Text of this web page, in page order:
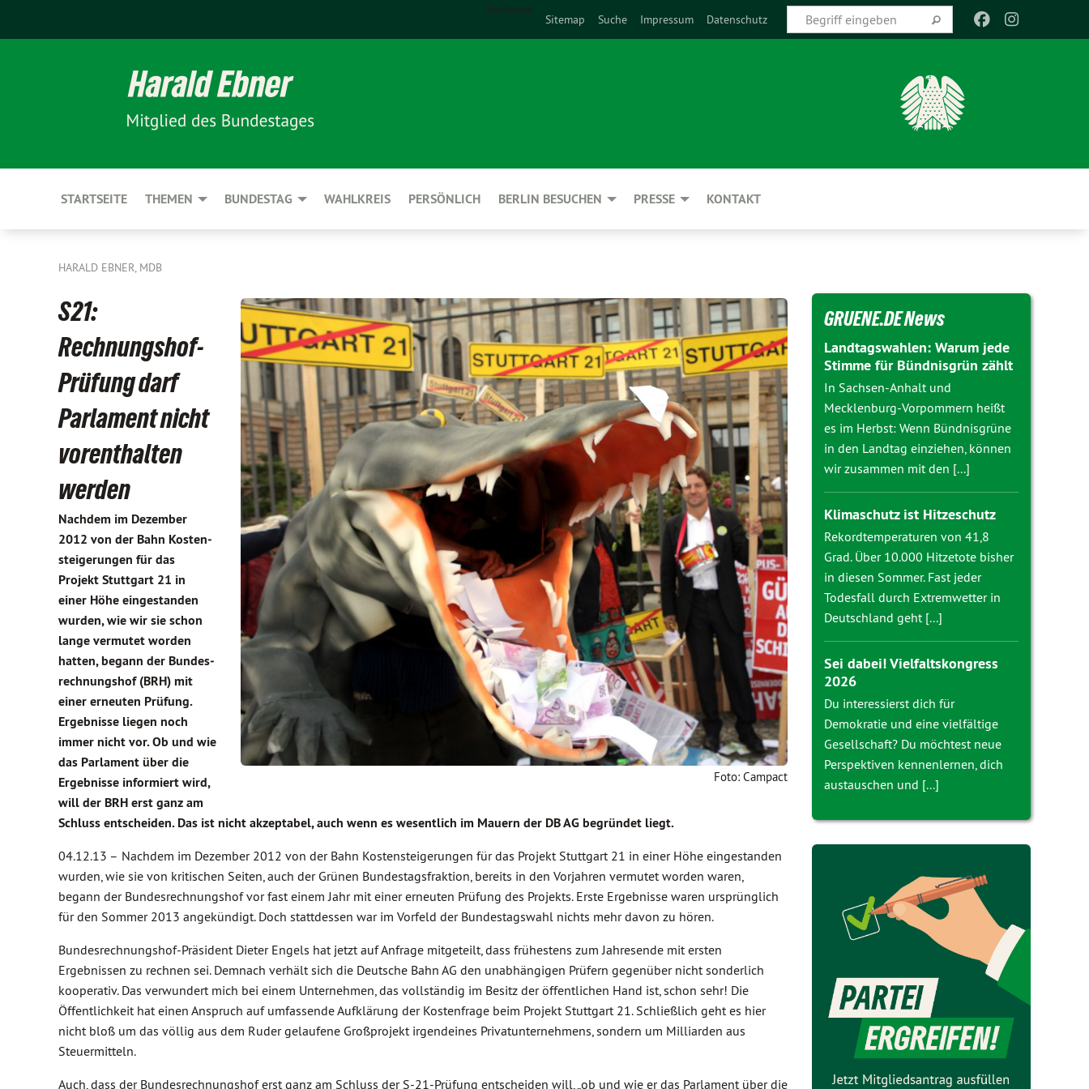
Startseite
Sitemap Suche Impressum Datenschutz
STARTSEITE THEMEN BUNDESTAG WAHLKREIS PERSÖNLICH BERLIN BESUCHEN PRESSE KONTAKT
HARALD EBNER, MDB
Foto: Campact
S21:
Rechnungshof-
Prüfung darf
Parlament nicht
vorenthalten
werden
Nachdem im Dezember
2012 von der Bahn Kosten­
steige­rungen für das
Projekt Stuttgart 21 in
einer Höhe ein­ge­standen
wurden, wie wir sie schon
lange vermutet worden
hatten, begann der Bun­des­­
rech­nungs­hof (BRH) mit
einer erneuten Prüfung.
Ergebnisse liegen noch
immer nicht vor. Ob und wie
das Parlament über die
Ergebnisse informiert wird,
will der BRH erst ganz am
Schluss entscheiden. Das ist nicht akzeptabel, auch wenn es wesentlich im Mauern der DB AG begründet liegt.
04.12.13 – Nachdem im Dezember 2012 von der Bahn Kostensteigerungen für das Projekt Stuttgart 21 in einer Höhe eingestanden
wurden, wie sie von kritischen Seiten, auch der Grünen Bundestagsfraktion, bereits in den Vorjahren vermutet worden waren,
begann der Bundesrechnungshof vor fast einem Jahr mit einer erneuten Prüfung des Projekts. Erste Ergebnisse waren ursprünglich
für den Sommer 2013 angekündigt. Doch stattdessen war im Vorfeld der Bundestagswahl nichts mehr davon zu hören.
Bundesrechnungshof-Präsident Dieter Engels hat jetzt auf Anfrage mitgeteilt, dass frühestens zum Jahresende mit ersten
Ergebnissen zu rechnen sei. Demnach verhält sich die Deutsche Bahn AG den unabhängigen Prüfern gegenüber nicht sonderlich
kooperativ. Das verwundert mich bei einem Unternehmen, das vollständig im Besitz der öffentlichen Hand ist, schon sehr! Die
Öffentlichkeit hat einen Anspruch auf umfassende Aufklärung der Kostenfrage beim Projekt Stuttgart 21. Schließlich geht es hier
nicht bloß um das völlig aus dem Ruder gelaufene Großprojekt irgendeines Privatunternehmens, sondern um Milliarden aus
Steuermitteln.
Auch, dass der Bundesrechnungshof erst ganz am Schluss der S-21-Prüfung entscheiden will, „ob und wie er das Parlament über die
GRUENE.DE News
Landtagswahlen: Warum jede
Stimme für Bündnisgrün zählt
In Sachsen-Anhalt und
Mecklenburg-Vorpommern heißt
es im Herbst: Wenn Bündnisgrüne
in den Landtag einziehen, können
wir zusammen mit den [...]
Klimaschutz ist Hitzeschutz
Rekordtemperaturen von 41,8
Grad. Über 10.000 Hitzetote bisher
in diesen Sommer. Fast jeder
Todesfall durch Extremwetter in
Deutschland geht [...]
Sei dabei! Vielfaltskongress
2026
Du interessierst dich für
Demokratie und eine vielfältige
Gesellschaft? Du möchtest neue
Perspektiven kennenlernen, dich
austauschen und [...]